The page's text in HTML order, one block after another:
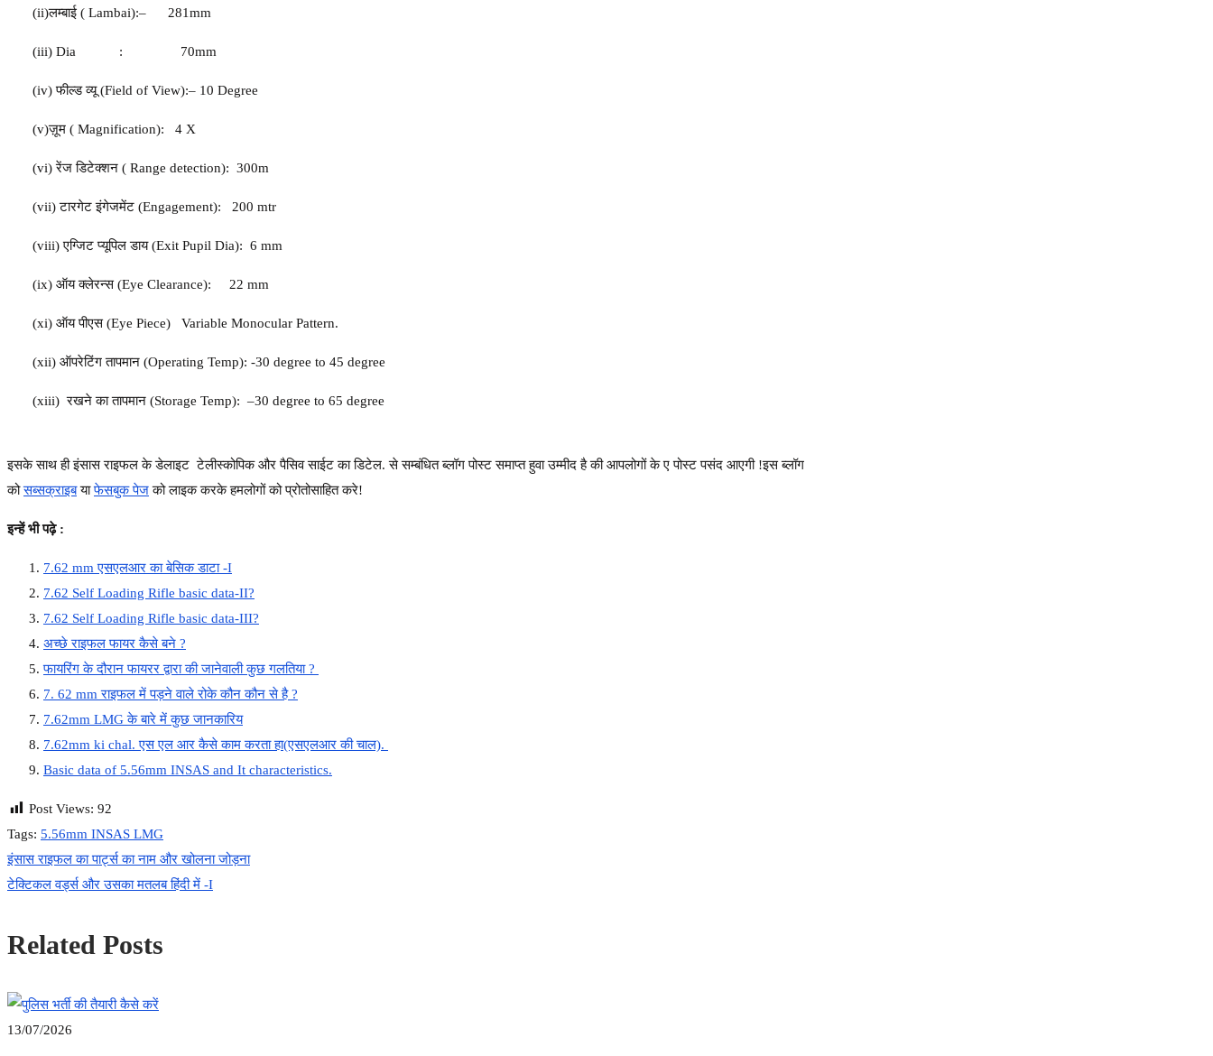
(ii)लम्बाई ( Lambai):– 281mm
(iii) Dia : 70mm
(iv)फील्ड व्यू(Field of View):– 10 Degree
(v)ज़ूम ( Magnification): 4 X
(vi) रेंज डिटेक्शन ( Range detection): 300m
(vii)टारगेट इंगेजमेंट (Engagement): 200 mtr
(viii)एग्जिट प्यूपिल डाय(Exit Pupil Dia): 6 mm
(ix) ऑय क्लेरन्स(Eye Clearance): 22 mm
(xi) ऑय पीएस(Eye Piece) Variable Monocular Pattern.
(xii) ऑपरेटिंग तापमान (Operating Temp): -30 degree to 45 degree
(xiii) रखने का तापमान (Storage Temp): –30 degree to 65 degree
इसके साथ ही इंसास राइफल के डेलाइट टेलीस्कोपिक और पैसिव साईट का डिटेल. से सम्बंधित ब्लॉग पोस्ट समाप्त हुवा उम्मीद है की आपलोगों के ए पोस्ट पसंद आएगी !इस ब्लॉग
कोसब्सक्राइबयाफेसबुक पेजको लाइक करके हमलोगों को प्रोतोसाहित करे!
इन्हें भी पढ़े :
7.62 mm एसएलआर का बेसिक डाटा -I
7.62 Self Loading Rifle basic data-II?
7.62 Self Loading Rifle basic data-III?
अच्छे राइफल फायर कैसे बने ?
फायरिंग के दौरान फायरर द्वारा की जानेवाली कुछ गलतिया ?
7. 62 mm राइफल में पड़ने वाले रोके कौन कौन से है ?
7.62mm LMG के बारे में कुछ जानकारिय
7.62mm ki chal. एस एल आर कैसे काम करता हा(एसएलआर की चाल).
Basic data of 5.56mm INSAS and It characteristics.
Post Views: 92
Tags: 5.56mm INSAS LMG
Post
Previous
post:
इंसास राइफल का पार्ट्स का नाम और खोलना जोड़ना
Next
टेक्टिकल वर्ड्स और उसका मतलब हिंदी में -I
Related Posts
13/07/2026